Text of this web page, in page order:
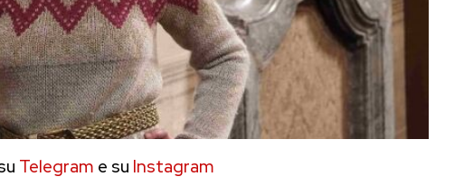
Telegram e su Instagram